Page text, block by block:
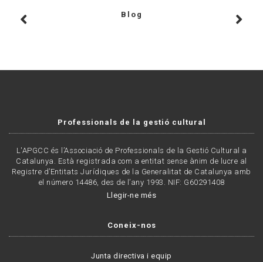
Blog
Professionals de la gestió cultural
L'APGCC és l’Associació de Professionals de la Gestió Cultural a
Catalunya. Està registrada com a entitat sense ànim de lucre al
Registre d’Entitats Jurídiques de la Generalitat de Catalunya amb
el número 14486, des de l’any 1993. NIF: G60291408
Llegir-ne més
Coneix-nos
Junta directiva i equip